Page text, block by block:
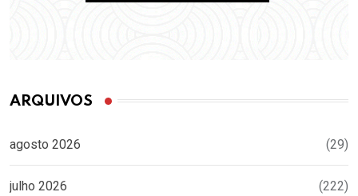
ARQUIVOS
agosto 2026 (29)
julho 2026 (222)